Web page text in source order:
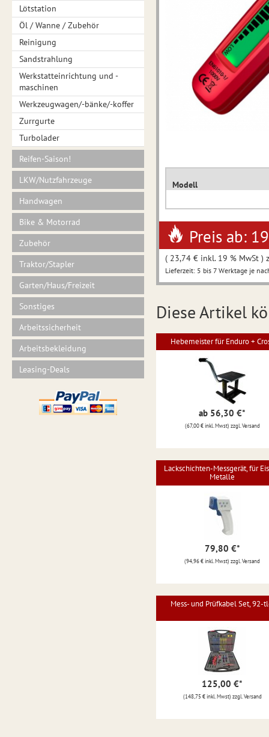
Lötstation
Öl / Wanne / Zubehör
Reinigung
Sandstrahlung
Werkstatteinrichtung und -
maschinen
Werkzeugwagen/-bänke/-koffer
Zurrgurte
Turbolader
Reifen-Saison!
LKW/Nutzfahrzeuge
Handwagen
Bike & Motorrad
Zubehör
Traktor/Stapler
Garten/Haus/Freizeit
Sonstiges
Arbeitssicherheit
Arbeitsbekleidung
Leasing-Deals
Modell
Preis ab:
( 23,74 € inkl. 19 % MwSt )
Lieferzeit: 5 bis 7 Werktage je
Diese Artikel
Hebemeister für Enduro +
ab 56,30 €*
(67,00 € inkl. Mwst) zzgl. Versand
Lackschichten-Messgerät, für
Metalle
79,80 €*
(94,96 € inkl. Mwst) zzgl. Versand
Mess- und Prüfkabel Set, 92-
125,00 €*
(148,75 € inkl. Mwst) zzgl. Versand